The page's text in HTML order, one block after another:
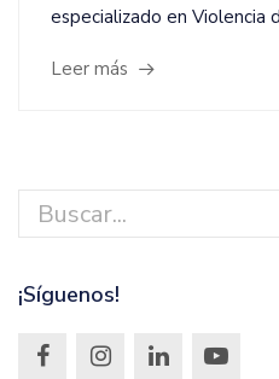
especializado en Violencia
Leer más
¡Síguenos!